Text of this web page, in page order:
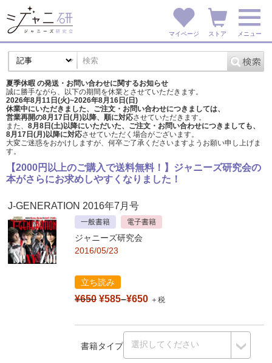
マイページ ストア メニュー
夏季休暇 の発送・お問い合わせに関するお知らせ
誠に勝手ながら、以下の期間を休業とさせていただきます。
2026年8月11日(火)~2026年8月16日(日)
休業中にいただきました、ご注文・お問い合わせにつきましては、
営業再開の8月17日(月)以降、順に対応させていただきます。
また、 8月8日(土)以降にいただいた、ご注文・ お問い合わせにつきましても、
8月17日(月)以降に対応させていただく場合がございます。
大変ご迷惑をおかけしますが、 何卒ご了承くださいますようお願い申し上げま
す。
【2000円以上のご購入で送料無料！】ジャニーズ研究会の
本がさらにお求めしやすくなりました！
J-GENERATION 2016年7月号
一般書籍 電子書籍
ジャニーズ研究会
2016/05/23
立ち読み
¥650 ¥585–¥650 ＋税
書籍タイプ